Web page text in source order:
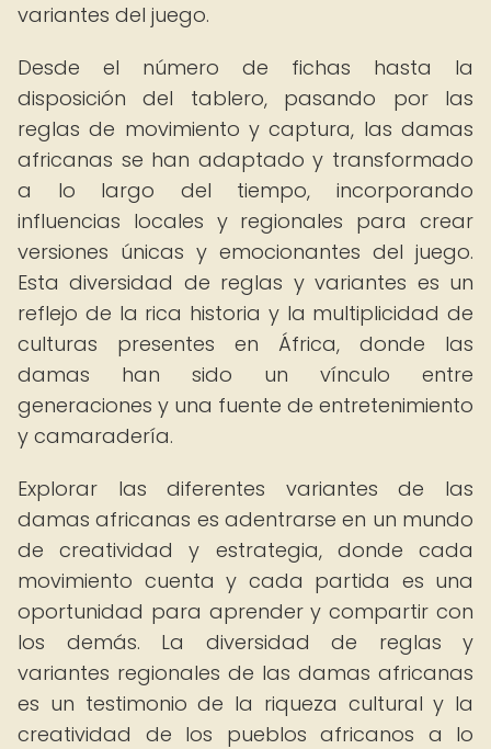
variantes del juego.
Desde el número de fichas hasta la
disposición del tablero, pasando por las
reglas de movimiento y captura, las damas
africanas se han adaptado y transformado
a lo largo del tiempo, incorporando
influencias locales y regionales para crear
versiones únicas y emocionantes del juego.
Esta diversidad de reglas y variantes es un
reflejo de la rica historia y la multiplicidad de
culturas presentes en África, donde las
damas han sido un vínculo entre
generaciones y una fuente de entretenimiento
y camaradería.
Explorar las diferentes variantes de las
damas africanas es adentrarse en un mundo
de creatividad y estrategia, donde cada
movimiento cuenta y cada partida es una
oportunidad para aprender y compartir con
los demás. La diversidad de reglas y
variantes regionales de las damas africanas
es un testimonio de la riqueza cultural y la
creatividad de los pueblos africanos a lo